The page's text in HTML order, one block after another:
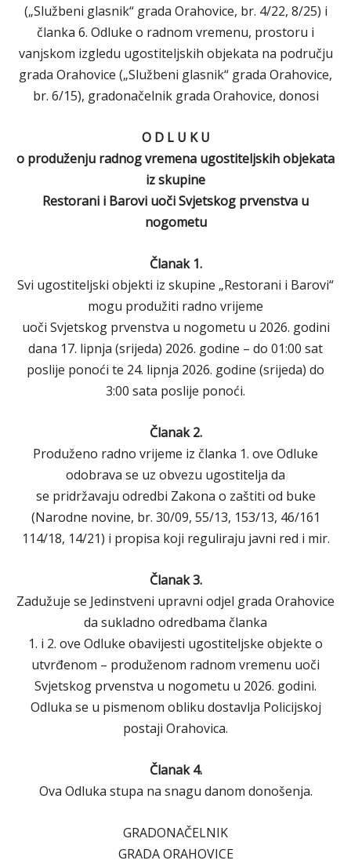
(„Službeni glasnik“ grada Orahovice, br. 4/22, 8/25) i
članka 6. Odluke o radnom vremenu, prostoru i
vanjskom izgledu ugostiteljskih objekata na području
grada Orahovice („Službeni glasnik“ grada Orahovice,
br. 6/15), gradonačelnik grada Orahovice, donosi
O D L U K U
o produženju radnog vremena ugostiteljskih objekata
iz skupine
Restorani i Barovi uoči Svjetskog prvenstva u
nogometu
Članak 1.
Svi ugostiteljski objekti iz skupine „Restorani i Barovi“
mogu produžiti radno vrijeme
uoči Svjetskog prvenstva u nogometu u 2026. godini
dana 17. lipnja (srijeda) 2026. godine – do 01:00 sat
poslije ponoći te 24. lipnja 2026. godine (srijeda) do
3:00 sata poslije ponoći.
Članak 2.
Produženo radno vrijeme iz članka 1. ove Odluke
odobrava se uz obvezu ugostitelja da
se pridržavaju odredbi Zakona o zaštiti od buke
(Narodne novine, br. 30/09, 55/13, 153/13, 46/161
114/18, 14/21) i propisa koji reguliraju javni red i mir.
Članak 3.
Zadužuje se Jedinstveni upravni odjel grada Orahovice
da sukladno odredbama članka
1. i 2. ove Odluke obavijesti ugostiteljske objekte o
utvrđenom – produženom radnom vremenu uoči
Svjetskog prvenstva u nogometu u 2026. godini.
Odluka se u pismenom obliku dostavlja Policijskoj
postaji Orahovica.
Članak 4.
Ova Odluka stupa na snagu danom donošenja.
GRADONAČELNIK
GRADA ORAHOVICE